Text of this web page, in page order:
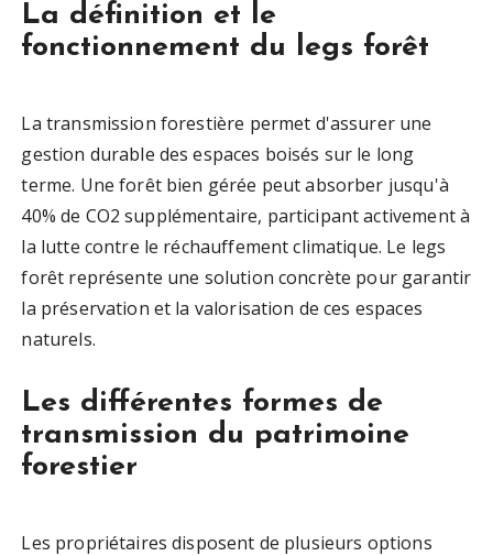
La définition et le
fonctionnement du legs forêt
La transmission forestière permet d'assurer une
gestion durable des espaces boisés sur le long
terme. Une forêt bien gérée peut absorber jusqu'à
40% de CO2 supplémentaire, participant activement à
la lutte contre le réchauffement climatique. Le legs
forêt représente une solution concrète pour garantir
la préservation et la valorisation de ces espaces
naturels.
Les différentes formes de
transmission du patrimoine
forestier
Les propriétaires disposent de plusieurs options